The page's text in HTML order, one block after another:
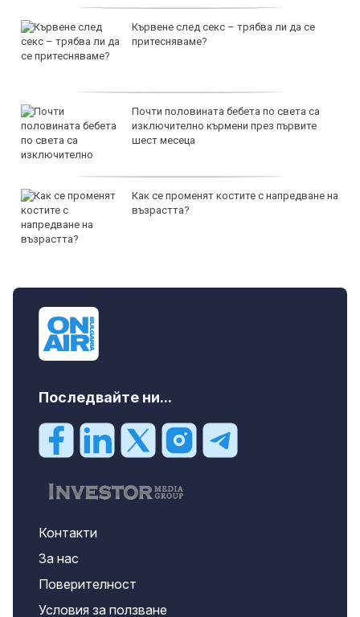
Кървене след секс – трябва ли да се
притесняваме?
Почти половината бебета по света са
изключително кърмени през първите
шест месеца
Как се променят костите с напредване на
възрастта?
Последвайте ни...
Контакти
За нас
Поверителност
Условия за ползване